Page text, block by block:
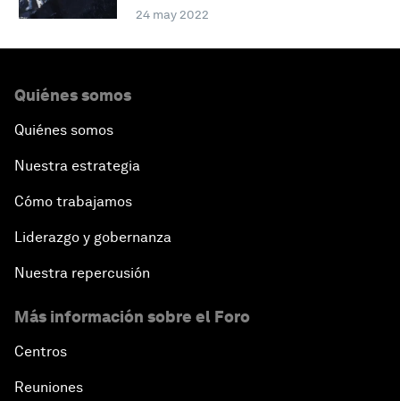
24 may 2022
Quiénes somos
Quiénes somos
Nuestra estrategia
Cómo trabajamos
Liderazgo y gobernanza
Nuestra repercusión
Más información sobre el Foro
Centros
Reuniones